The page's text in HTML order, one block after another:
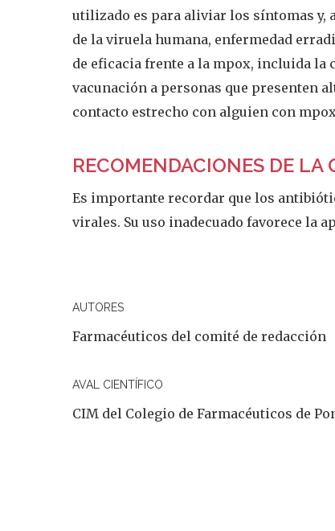
utilizado es para aliviar los síntomas y,
de la viruela humana, enfermedad
de eficacia frente a la mpox, incluida la
vacunación a personas que presenten
contacto estrecho con alguien con
RECOMENDACIONES DE LA
Es importante recordar que los
virales. Su uso inadecuado favorece la
AUTORES
Farmacéuticos del comité de redacción
AVAL CIENTÍFICO
CIM del Colegio de Farmacéuticos de